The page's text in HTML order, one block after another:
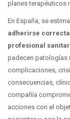
planes terapéuticos
En España, se
adherirse
profesional
padecen patologías
complicaciones,
consecuencias,
compañía
acciones con el